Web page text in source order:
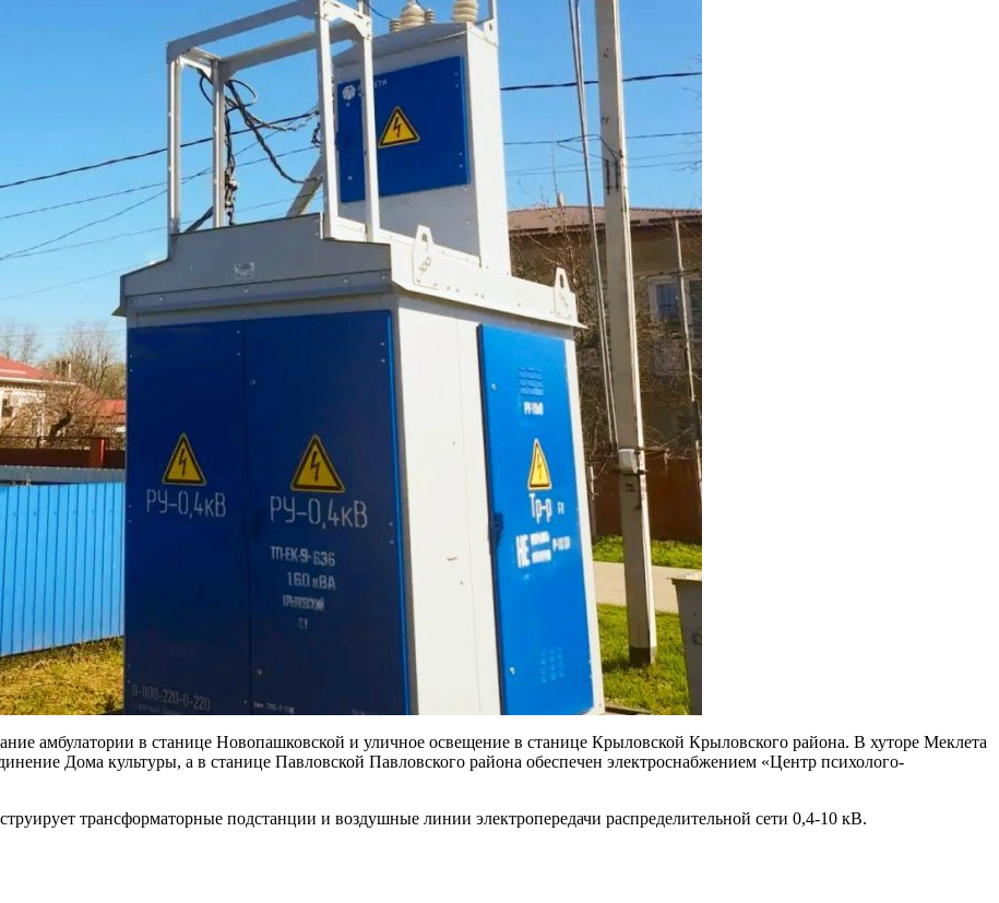
амбулатории в станице Новопашковской и уличное освещение в станице Крыловской Крыловского района. В хуторе Меклета
Дома культуры, а в станице Павловской Павловского района обеспечен электроснабжением «Центр психолого-
трансформаторные подстанции и воздушные линии электропередачи распределительной сети 0,4-10 кВ.